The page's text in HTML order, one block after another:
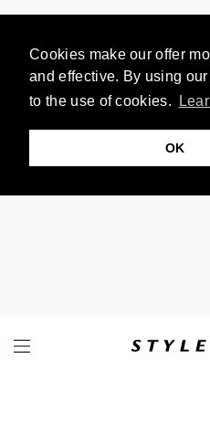
Cookies make our offer
and effective. By using
to the use of cookies.
OK